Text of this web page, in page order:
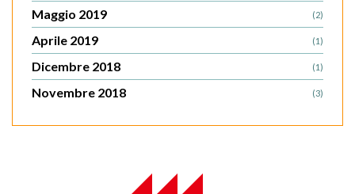
Maggio 2019 (2)
Aprile 2019 (1)
Dicembre 2018 (1)
Novembre 2018 (3)